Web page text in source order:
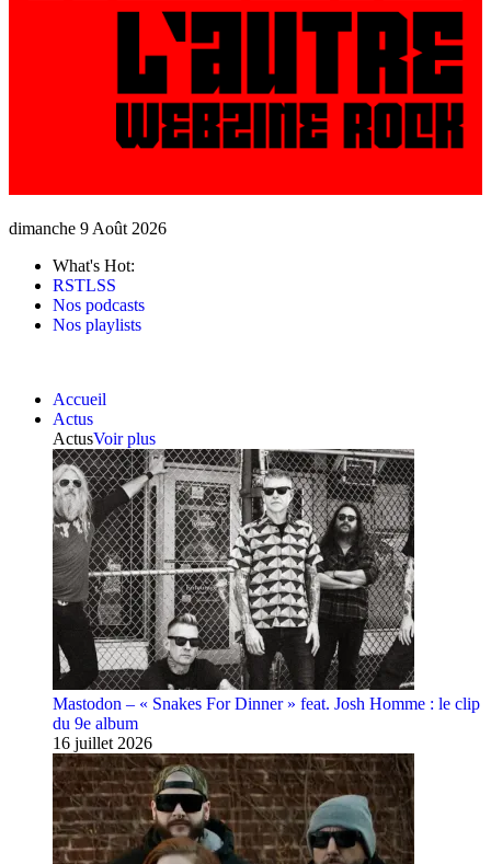
dimanche 9 Août 2026
What's Hot:
RSTLSS
Nos podcasts
Nos playlists
Accueil
Actus
ActusVoir plus
Mastodon – « Snakes For Dinner » feat. Josh Homme : le clip
du 9e album
16 juillet 2026